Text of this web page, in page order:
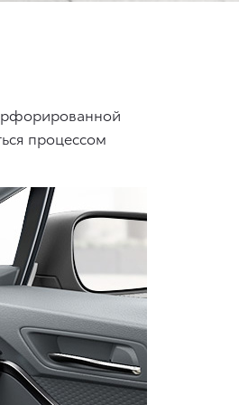
процессом